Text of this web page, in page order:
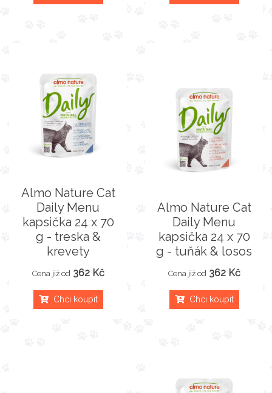
Almo Nature Cat
Daily Menu
kapsička 24 x 70
g - treska &
krevety
Cena již od 362 Kč
Chci koupit
Almo Nature Cat
Daily Menu
kapsička 24 x 70
g - tuňák & losos
Cena již od 362 Kč
Chci koupit